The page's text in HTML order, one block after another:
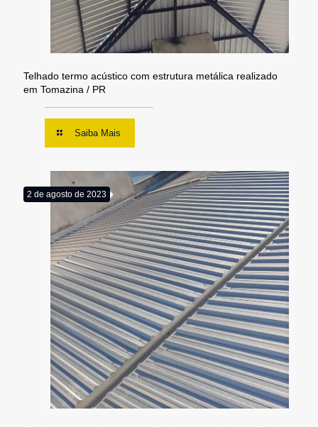
Telhado termo acústico com estrutura metálica realizado
em Tomazina / PR
Saiba Mais
2 de agosto de 2023